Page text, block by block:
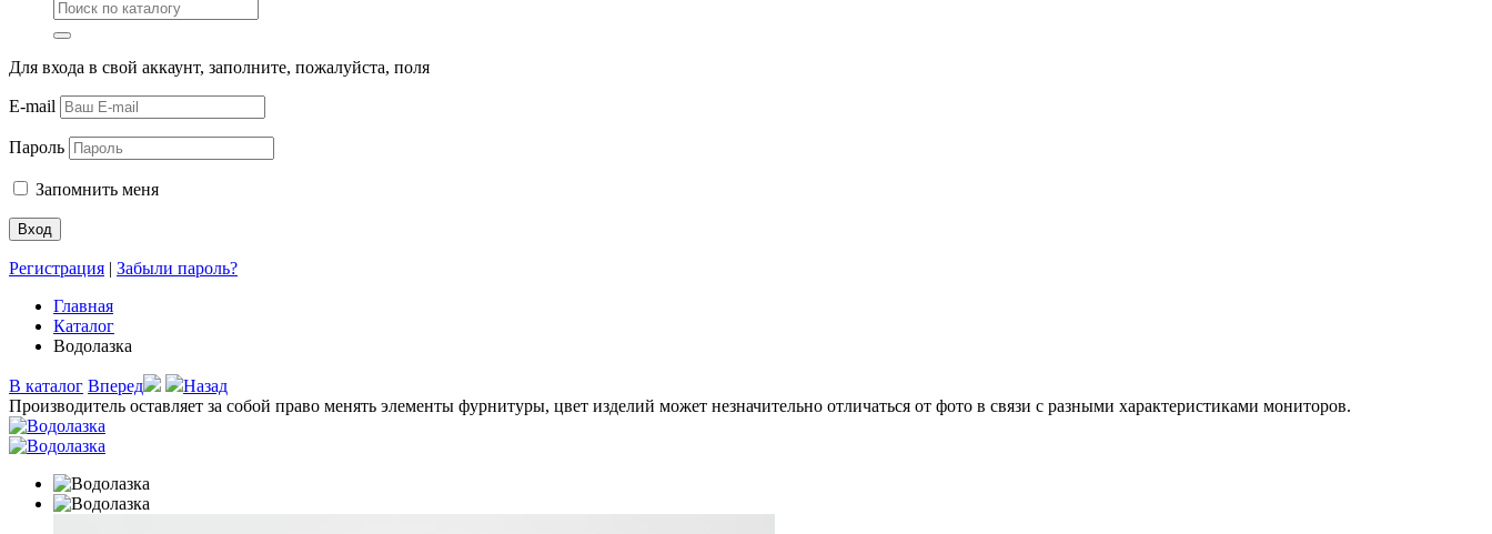
Для входа в свой аккаунт, заполните, пожалуйста, поля
E-mail
Пароль
Запомнить меня
Регистрация | Забыли пароль?
Главная
Каталог
Водолазка
В каталог Вперед
Назад
Производитель оставляет за собой право менять элементы фурнитуры, цвет изделий может незначительно отличаться от фото в связи с разными характеристиками мониторов.